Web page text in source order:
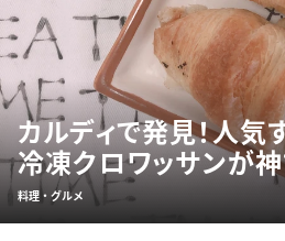
カルディで発見！人気
冷凍クロワッサンが神
料理・グルメ